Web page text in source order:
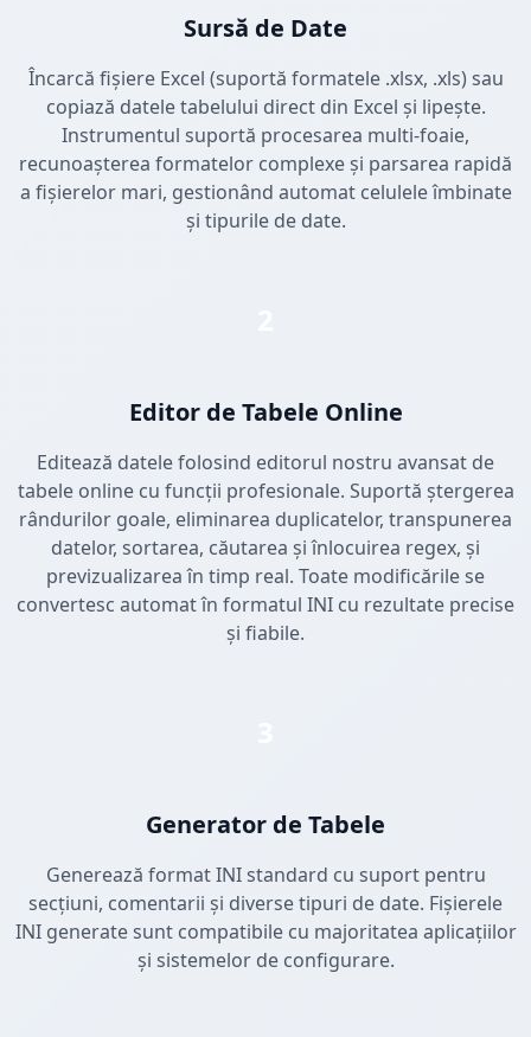
Sursă de Date
Încarcă fișiere Excel (suportă formatele .xlsx, .xls) sau
copiază datele tabelului direct din Excel și lipește.
Instrumentul suportă procesarea multi-foaie,
recunoașterea formatelor complexe și parsarea rapidă
a fișierelor mari, gestionând automat celulele îmbinate
și tipurile de date.
Editor de Tabele Online
Editează datele folosind editorul nostru avansat de
tabele online cu funcții profesionale. Suportă ștergerea
rândurilor goale, eliminarea duplicatelor, transpunerea
datelor, sortarea, căutarea și înlocuirea regex, și
previzualizarea în timp real. Toate modificările se
convertesc automat în formatul INI cu rezultate precise
și fiabile.
Generator de Tabele
Generează format INI standard cu suport pentru
secțiuni, comentarii și diverse tipuri de date. Fișierele
INI generate sunt compatibile cu majoritatea aplicațiilor
și sistemelor de configurare.